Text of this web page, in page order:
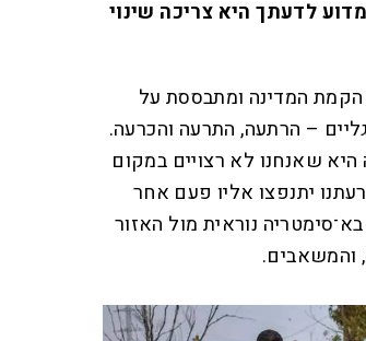
לדעתך היא צריכה שינוי
המדינה ומתבססת על
– הרתעה, התרעה והכרעה.
שאנחנו לא רצויים במקום
יתנפצו אליו פעם אחר
נוראית מול האזור
והמשאבים.